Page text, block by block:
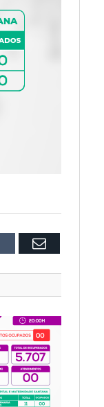
Email